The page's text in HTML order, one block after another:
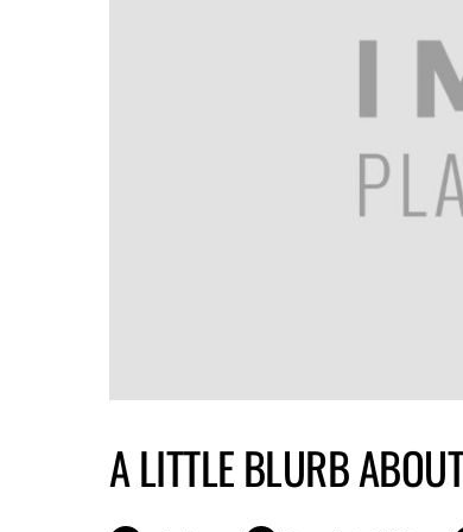
A LITTLE BLURB